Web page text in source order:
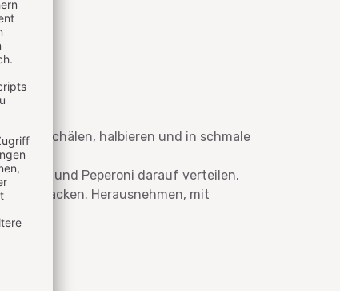
schälen, halbieren und in schmale
und Peperoni darauf verteilen.
backen. Herausnehmen, mit